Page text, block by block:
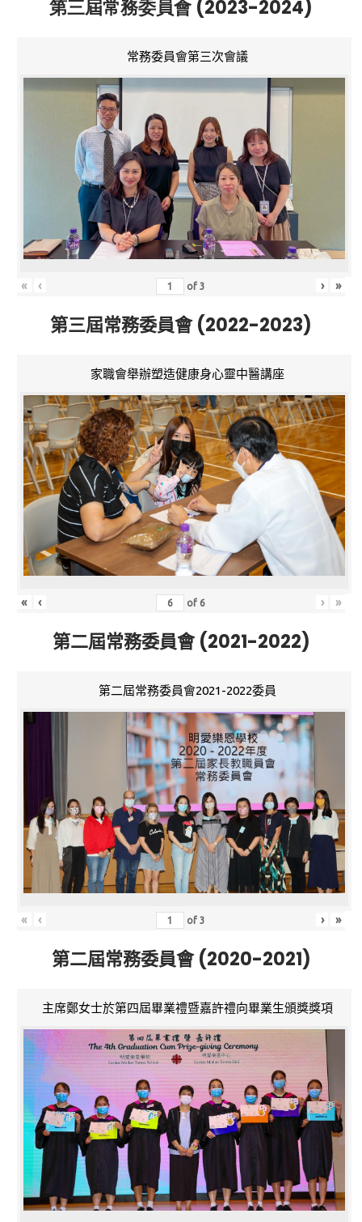
第三屆常務委員會 (2023-2024)
常務委員會第三次會議
« ‹ of3 › »
第三屆常務委員會 (2022-2023)
家職會舉辦塑造健康身心靈中醫講座
« ‹ of 6 › »
第二屆常務委員會 (2021-2022)
第二屆常務委員會2021-2022委員
« ‹ of3 › »
第二屆常務委員會 (2020-2021)
主席鄭女士於第四屆畢業禮暨嘉許禮向畢業生頒獎獎項